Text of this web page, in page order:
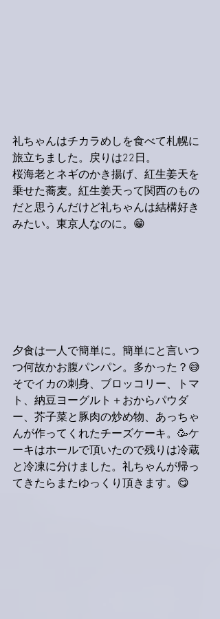
礼ちゃんはチカラめしを食べて札幌に
旅立ちました。戻りは22日。
桜海老とネギのかき揚げ、紅生姜天を
乗せた蕎麦。紅生姜天って関西のもの
だと思うんだけど礼ちゃんは結構好き
みたい。東京人なのに。😁
夕食は一人で簡単に。簡単にと言いつ
つ何故かお腹パンパン。多かった？😅
そでイカの刺身、ブロッコリー、トマ
ト、納豆ヨーグルト＋おからパウダ
ー、芥子菜と豚肉の炒め物、あっちゃ
んが作ってくれたチーズケーキ。🥳ケ
ーキはホールで頂いたので残りは冷蔵
と冷凍に分けました。礼ちゃんが帰っ
てきたらまたゆっくり頂きます。😋